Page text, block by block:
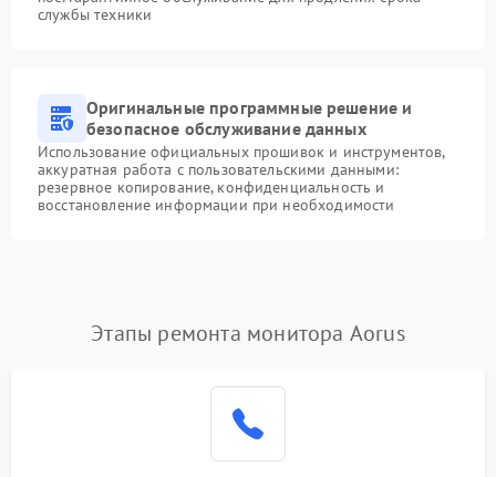
службы техники
Оригинальные программные решение и
безопасное обслуживание данных
Использование официальных прошивок и инструментов,
аккуратная работа с пользовательскими данными:
резервное копирование, конфиденциальность и
восстановление информации при необходимости
Этапы ремонта монитора Aorus